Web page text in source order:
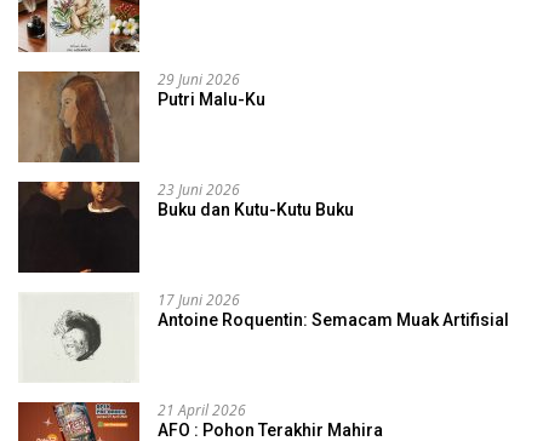
29 Juni 2026
Putri Malu-Ku
23 Juni 2026
Buku dan Kutu-Kutu Buku
17 Juni 2026
Antoine Roquentin: Semacam Muak Artifisial
21 April 2026
AFO : Pohon Terakhir Mahira